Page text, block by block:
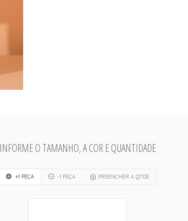
INFORME O TAMANHO, A COR E QUANTIDADE
+1 PEÇA -1 PEÇA PREENCHER A QTDE